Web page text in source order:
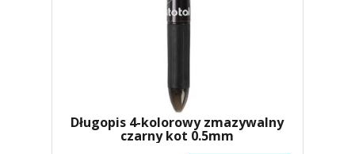
Długopis 4-kolorowy zmazywalny
czarny kot 0.5mm